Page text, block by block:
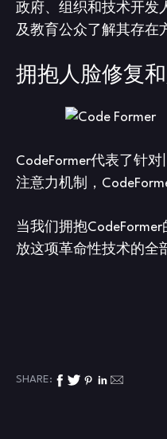
政府、组织和技术开发
及教育公众了解其存在
拥抱人脸修复
CodeFormer代表了针
注意力机制，
当我们拥抱
放这项革命性技术的全
SHARE: